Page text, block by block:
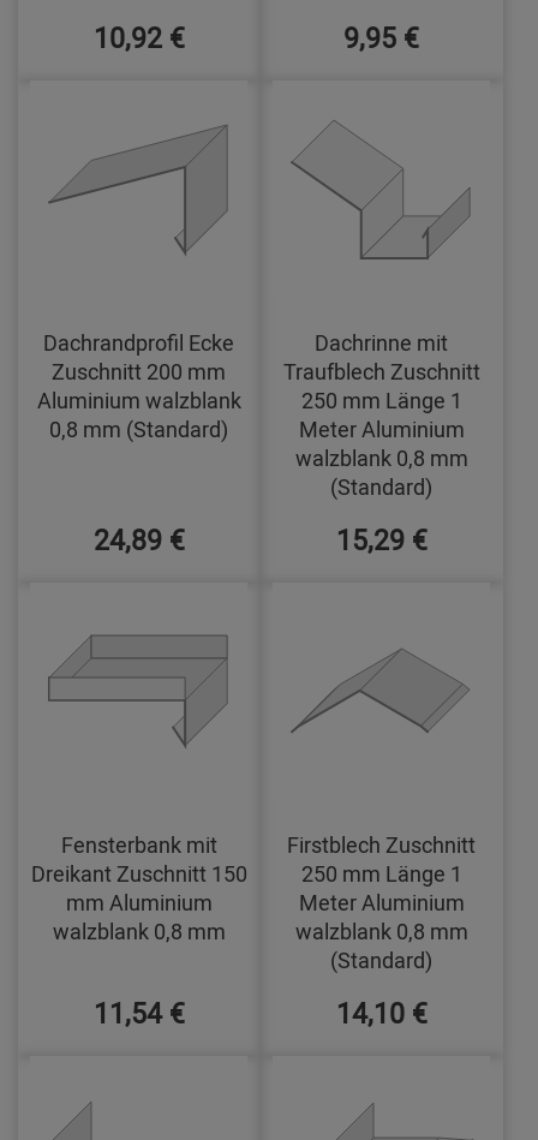
10,92 € 9,95 €
Dachrandprofil Ecke
Zuschnitt 200 mm
Aluminium walzblank
0,8 mm (Standard)
24,89 €
Dachrinne mit
Traufblech Zuschnitt
250 mm Länge 1
Meter Aluminium
walzblank 0,8 mm
(Standard)
15,29 €
Fensterbank mit
Dreikant Zuschnitt 150
mm Aluminium
walzblank 0,8 mm
11,54 €
Firstblech Zuschnitt
250 mm Länge 1
Meter Aluminium
walzblank 0,8 mm
(Standard)
14,10 €